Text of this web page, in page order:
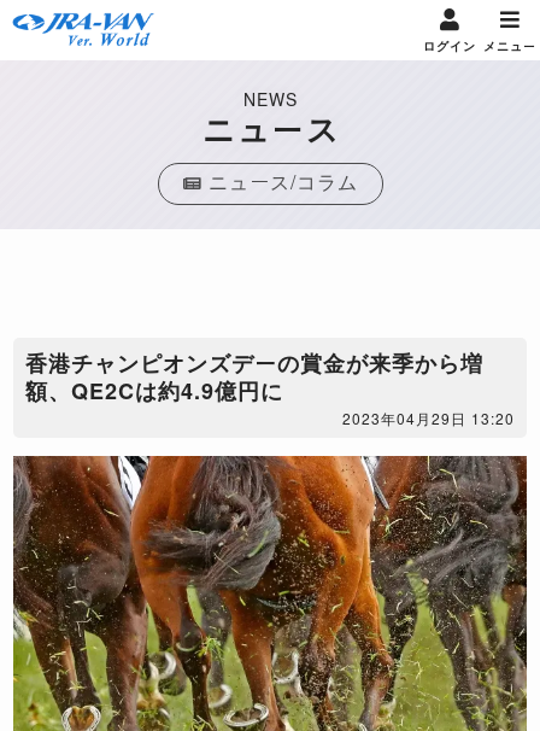
ログイン メニュー
NEWS
ニュース
ニュース/コラム
香港チャンピオンズデーの賞金が来季から増
額、QE2Cは約4.9億円に
2023年04月29日 13:20